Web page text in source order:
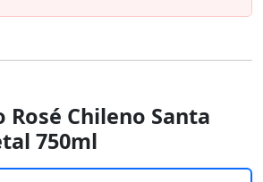
Rosé Chileno Santa
750ml